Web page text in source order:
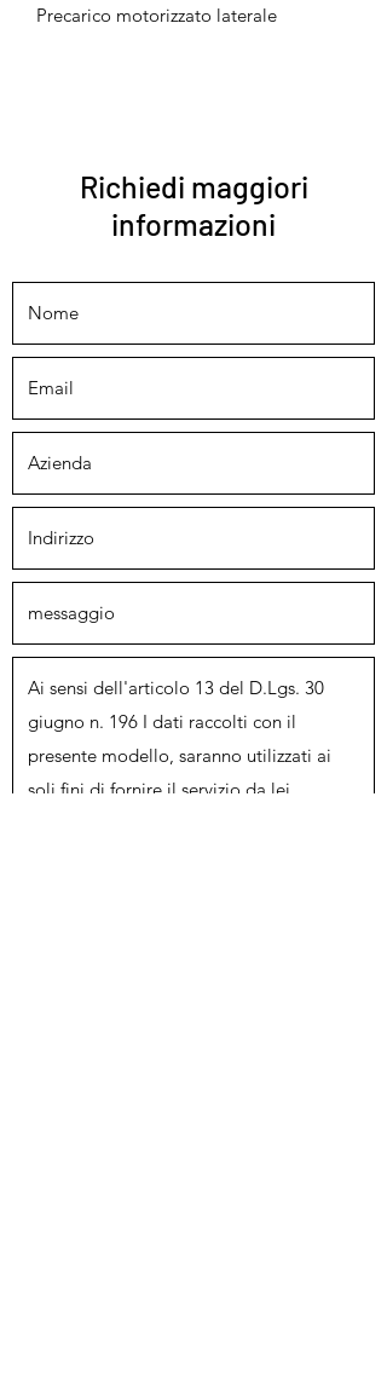
Precarico motorizzato laterale
Richiedi maggiori
informazioni